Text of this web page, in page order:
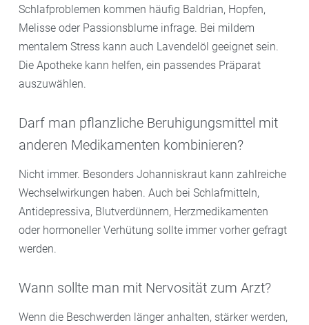
Schlafproblemen kommen häufig Baldrian, Hopfen,
Melisse oder Passionsblume infrage. Bei mildem
mentalem Stress kann auch Lavendelöl geeignet sein.
Die Apotheke kann helfen, ein passendes Präparat
auszuwählen.
Darf man pflanzliche Beruhigungsmittel mit
anderen Medikamenten kombinieren?
Nicht immer. Besonders Johanniskraut kann zahlreiche
Wechselwirkungen haben. Auch bei Schlafmitteln,
Antidepressiva, Blutverdünnern, Herzmedikamenten
oder hormoneller Verhütung sollte immer vorher gefragt
werden.
Wann sollte man mit Nervosität zum Arzt?
Wenn die Beschwerden länger anhalten, stärker werden,